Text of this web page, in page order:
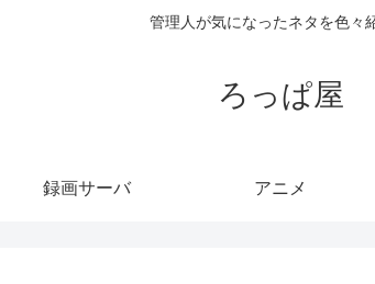
管理人が気になったネタを色々
ろっぱ屋
録画サーバ アニメ